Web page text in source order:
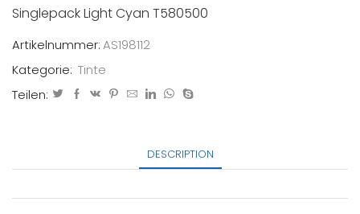
Singlepack Light Cyan T580500
Artikelnummer:AS198112
Kategorie: Tinte
Teilen:
DESCRIPTION